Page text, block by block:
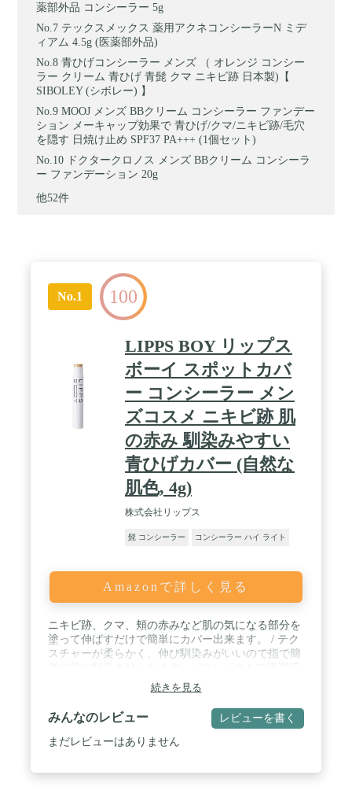
薬部外品 コンシーラー 5g
テックスメックス 薬用アクネコンシーラーN ミデ
ィアム 4.5g (医薬部外品)
青ひげコンシーラー メンズ （ オレンジ コンシー
ラー クリーム 青ひげ 青髭 クマ ニキビ跡 日本製)【
SIBOLEY (シボレー) 】
MOOJ メンズ BBクリーム コンシーラー ファンデー
ション メーキャップ効果で 青ひげ/クマ/ニキビ跡/毛穴
を隠す 日焼け止め SPF37 PA+++ (1個セット)
ドクタークロノス メンズ BBクリーム コンシーラ
ー ファンデーション 20g
他52件
No.1 100
LIPPS BOY リップス
ボーイ スポットカバ
ー コンシーラー メン
ズコスメ ニキビ跡 肌
の赤み 馴染みやすい
青ひげカバー (自然な
肌色, 4g)
株式会社リップス
髭 コンシーラー コンシーラー ハイ ライト
Amazonで詳しく見る
ニキビ跡、クマ、頬の赤みなど肌の気になる部分を
塗って伸ばすだけで簡単にカバー出来ます。 / テク
スチャーが柔らかく、伸び馴染みがいいので指で簡
あるデザインなので持ち運びしやすく外出先でも使
用出来ます。 / テカらずに崩れにくいので、プライ
ベート、ビジネスなどシーンを問わずご使用いただ
けます。 / 明るい肌色：色白肌向け 自然な肌色：
普通肌向け
続きを見る
みんなのレビュー レビューを書く
まだレビューはありません